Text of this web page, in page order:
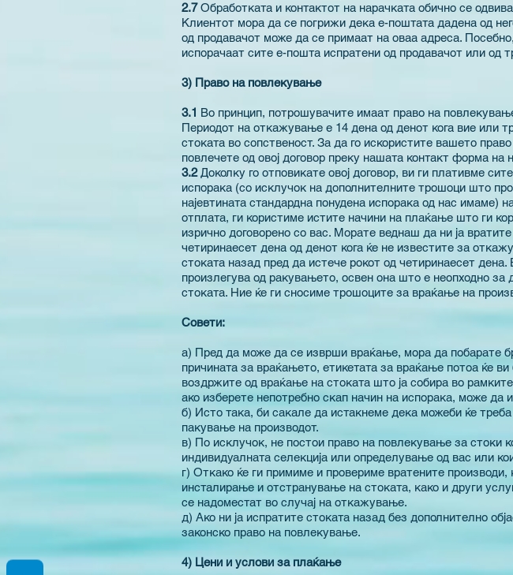
2.7 Обработката и контактот на нарачката обично се
Клиентот мора да се погрижи дека е-поштата дадена од
од продавачот може да се примаат на оваа адреса.
испорачаат сите е-пошта испратени од продавачот или од
3) Право на повлекување
3.1 Во принцип, потрошувачите имаат право на
Периодот на откажување е 14 дена од денот кога вие или
стоката во сопственост. За да го искористите вашето
повлечете од овој договор преку нашата контакт форма на
3.2 Доколку го отповикате овој договор, ви ги плативме
испорака (со исклучок на дополнителните трошоци што
најевтината стандардна понудена испорака од нас имаме)
отплата, ги користиме истите начини на плаќање што ги
изрично договорено со вас. Морате веднаш да ни ја
четиринаесет дена од денот кога ќе не известите за
стоката назад пред да истече рокот од четиринаесет
произлегува од ракувањето, освен она што е неопходно
стоката. Ние ќе ги сносиме трошоците за враќање на
Совети:
а) Пред да може да се изврши враќање, мора да побарате
причината за враќањето, етикетата за враќање потоа ќе
воздржите од враќање на стоката што ја собира во
ако изберете непотребно скап начин на испорака, може
б) Исто така, би сакале да истакнеме дека можеби ќе
пакување на производот.
в) По исклучок, не постои право на повлекување за стоки
индивидуалната селекција или определување од вас или
г) Откако ќе ги примиме и провериме вратените
инсталирање и отстранување на стоката, како и други
се надоместат во случај на откажување.
д) Ако ни ја испратите стоката назад без дополнително
законско право на повлекување.
4) Цени и услови за плаќање